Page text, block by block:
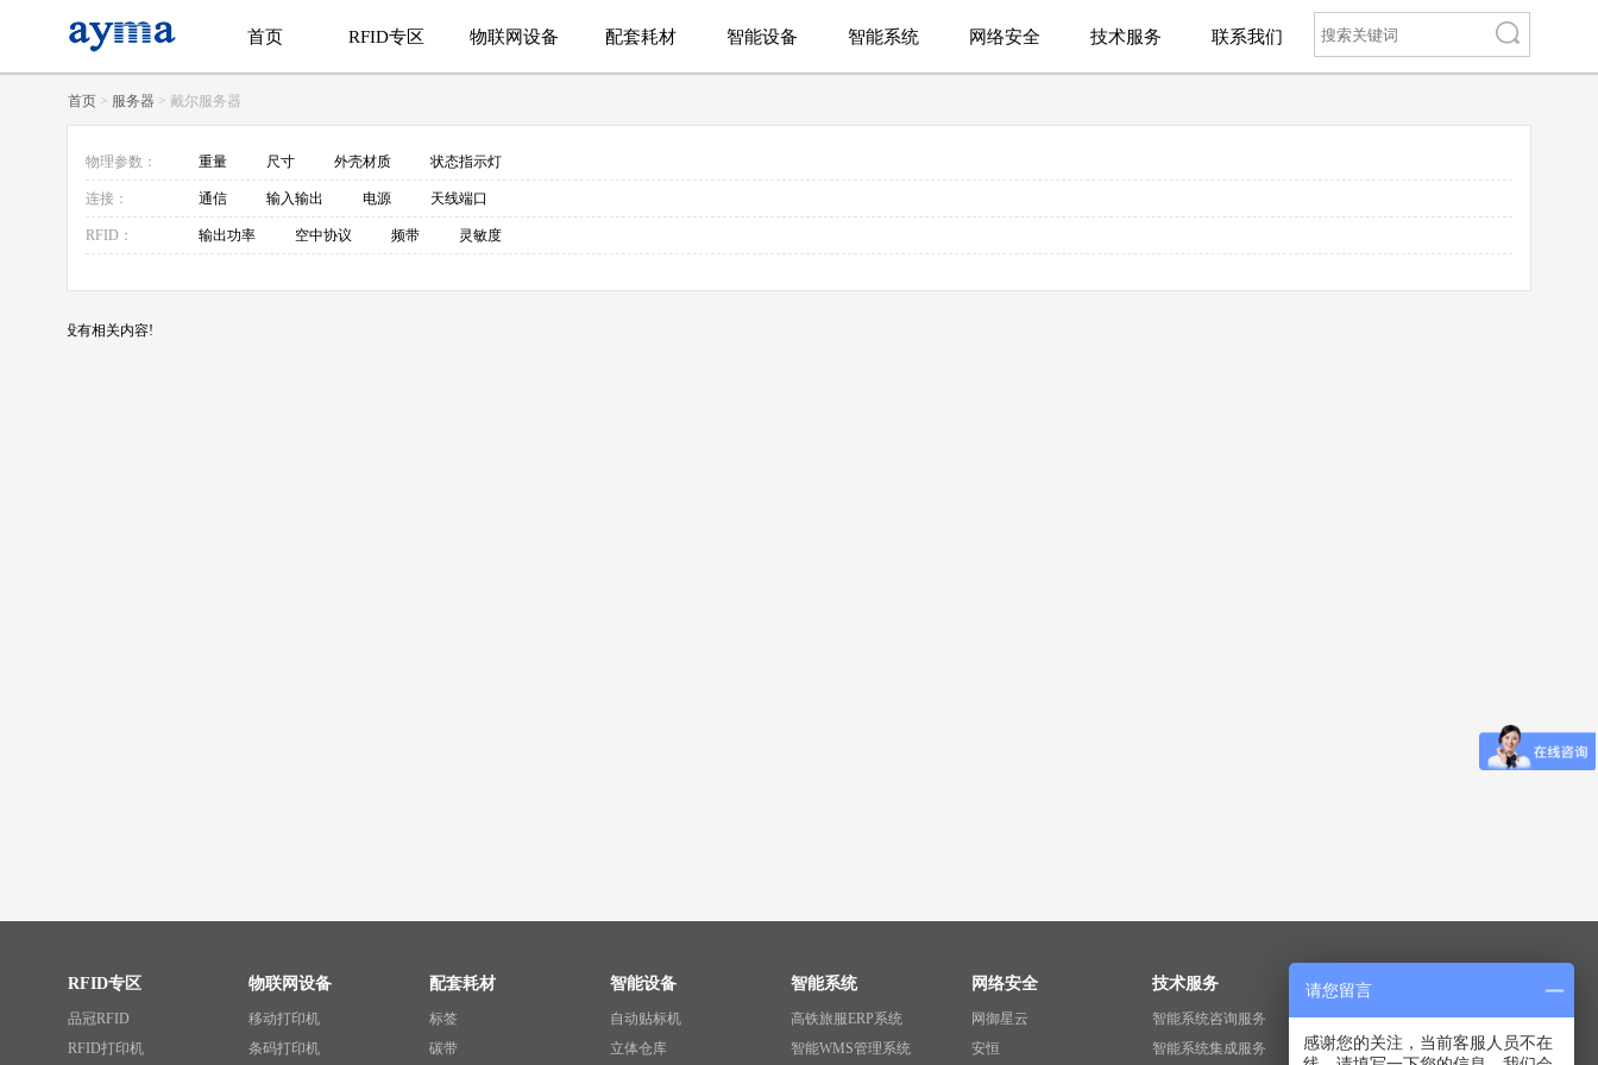
首页 RFID专区 物联网设备 配套耗材 智能设备 智能系统 网络安全 技术服务 联系我们
首页 > 服务器 > 戴尔服务器
物理参数： 重量 尺寸 外壳材质 状态指示灯
连接： 通信 输入输出 电源 天线端口
RFID： 输出功率 空中协议 频带 灵敏度
没有相关内容!
RFID专区
品冠RFID
RFID打印机
物联网设备
移动打印机
条码打印机
配套耗材
标签
碳带
智能设备
自动贴标机
立体仓库
智能系统
高铁旅服ERP系统
智能WMS管理系统
网络安全
网御星云
安恒
技术服务
智能系统咨询服务
智能系统集成服务
关于我们
公司简介
经营理念
请您留言
感谢您的关注，当前客服人员不在